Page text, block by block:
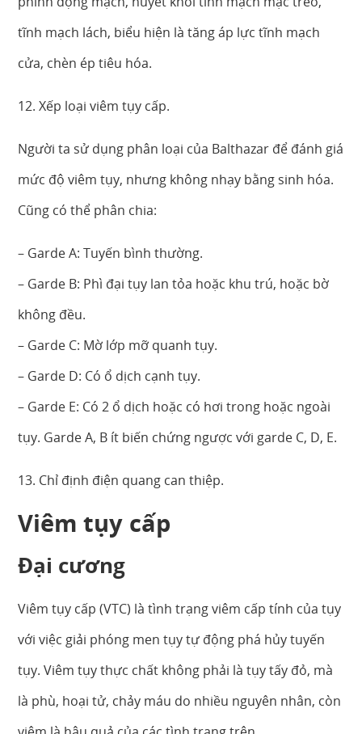
tĩnh mạch lách, biểu hiện là tăng áp lực tĩnh mạch
cửa, chèn ép tiêu hóa.
12. Xếp loại viêm tụy cấp.
Người ta sử dụng phân loại của Balthazar để đánh giá
mức độ viêm tụy, nhưng không nhạy bằng sinh hóa.
Cũng có thể phân chia:
– Garde A: Tuyến bình thường.
– Garde B: Phì đại tụy lan tỏa hoặc khu trú, hoặc bờ
không đều.
– Garde C: Mờ lớp mỡ quanh tụy.
– Garde D: Có ổ dịch cạnh tụy.
– Garde E: Có 2 ổ dịch hoặc có hơi trong hoặc ngoài
tụy. Garde A, B ít biến chứng ngược với garde C, D, E.
13. Chỉ định điện quang can thiệp.
Viêm tụy cấp
Đại cương
Viêm tụy cấp (VTC) là tình trạng viêm cấp tính của tụy
với việc giải phóng men tụy tự động phá hủy tuyến
tụy. Viêm tụy thực chất không phải là tụy tấy đỏ, mà
là phù, hoại tử, chảy máu do nhiều nguyên nhân, còn